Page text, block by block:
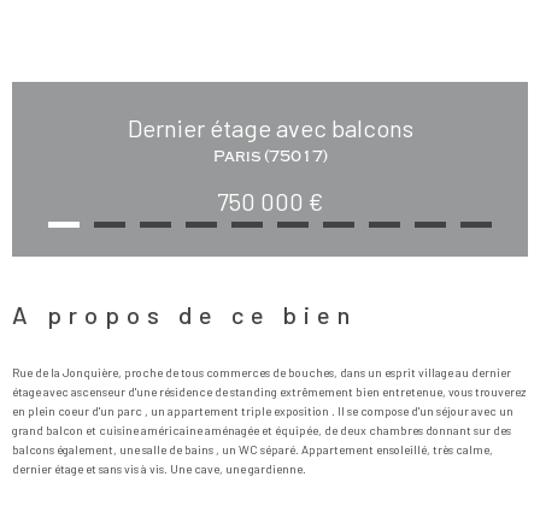
Dernier étage avec balcons
Paris (75017)
750 000 €
A propos de ce bien
Rue de la Jonquière, proche de tous commerces de bouches, dans un esprit village au dernier
étage avec ascenseur d'une résidence de standing extrêmement bien entretenue, vous trouverez
en plein coeur d'un parc , un appartement triple exposition . Il se compose d'un séjour avec un
grand balcon et cuisine américaine aménagée et équipée, de deux chambres donnant sur des
balcons également, une salle de bains , un WC séparé. Appartement ensoleillé, très calme,